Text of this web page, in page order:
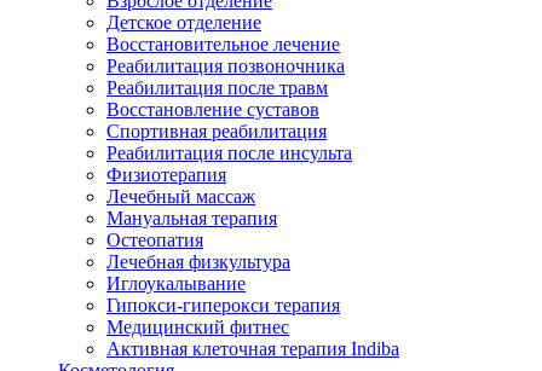
Детское отделение
Восстановительное лечение
Реабилитация позвоночника
Реабилитация после травм
Восстановление суставов
Спортивная реабилитация
Реабилитация после инсульта
Физиотерапия
Лечебный массаж
Мануальная терапия
Остеопатия
Лечебная физкультура
Иглоукалывание
Гипокси-гиперокси терапия
Медицинский фитнес
Активная клеточная терапия Indiba